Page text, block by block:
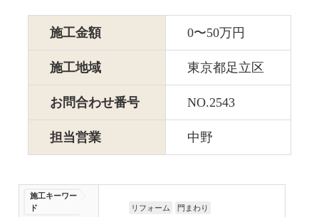
施工金額 0〜50万円
施工地域 東京都足立区
お問合わせ番号 NO.2543
担当営業 中野
施工キーワー
ド
リフォーム
門まわり